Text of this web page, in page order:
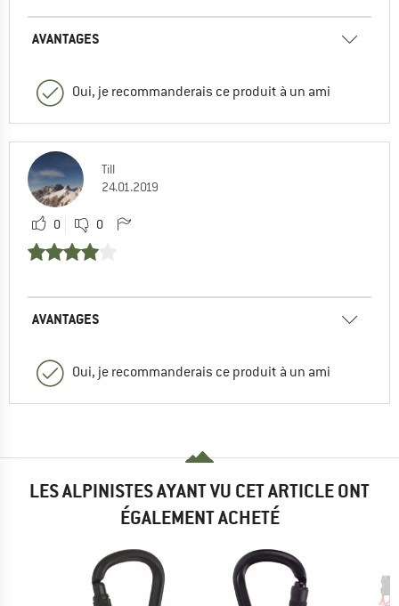
AVANTAGES
Oui, je recommanderais ce produit à un ami
Till
24.01.2019
0 0
AVANTAGES
Oui, je recommanderais ce produit à un ami
LES ALPINISTES AYANT VU CET ARTICLE ONT
ÉGALEMENT ACHETÉ